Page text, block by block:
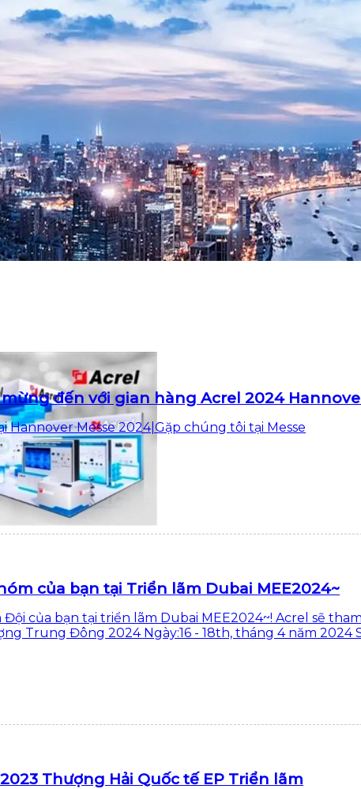
đến với gian hàng Acrel 2024
Hannover Messe 2024|Gặp chúng tôi tại Messe
của bạn tại Triển lãm Dubai MEE2024~
Đội của bạn tại triển lãm Dubai MEE2024~! Acrel sẽ
Trung Đông 2024 Ngày:16 - 18th, tháng 4 năm 2024
Thượng Hải Quốc tế EP Triển lãm